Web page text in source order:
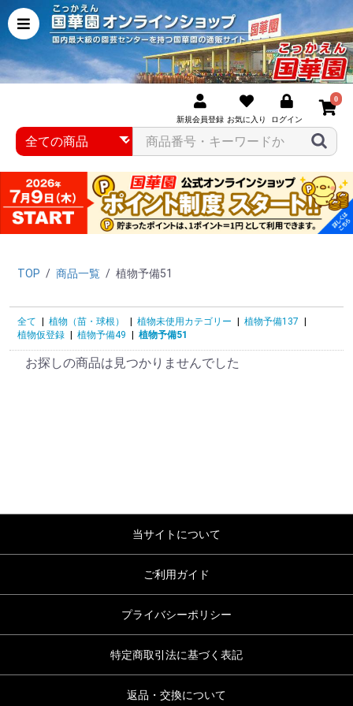
新規会員登録 お気に入り ログイン
0
TOP / 商品一覧 / 植物予備51
全て | 植物（苗・球根） | 植物未使用カテゴリー | 植物予備137 |
植物仮登録 | 植物予備49 | 植物予備51
お探しの商品は見つかりませんでした
当サイトについて
ご利用ガイド
プライバシーポリシー
特定商取引法に基づく表記
返品・交換について